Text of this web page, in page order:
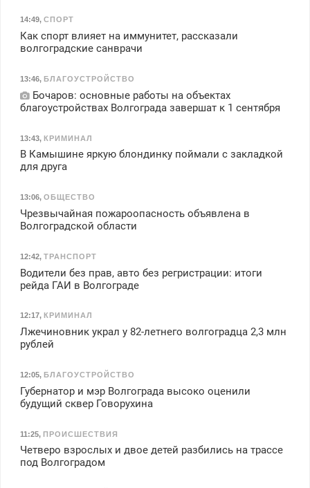
14:49, СПОРТ
Как спорт влияет на иммунитет, рассказали
волгоградские санврачи
13:46, БЛАГОУСТРОЙСТВО
Бочаров: основные работы на объектах
благоустройствах Волгограда завершат к 1 сентября
13:43, КРИМИНАЛ
В Камышине яркую блондинку поймали с закладкой
для друга
13:06, ОБЩЕСТВО
Чрезвычайная пожароопасность объявлена в
Волгоградской области
12:42, ТРАНСПОРТ
Водители без прав, авто без регристрации: итоги
рейда ГАИ в Волгограде
12:17, КРИМИНАЛ
Лжечиновник украл у 82-летнего волгоградца 2,3 млн
рублей
12:05, БЛАГОУСТРОЙСТВО
Губернатор и мэр Волгограда высоко оценили
будущий сквер Говорухина
11:25, ПРОИСШЕСТВИЯ
Четверо взрослых и двое детей разбились на трассе
под Волгоградом